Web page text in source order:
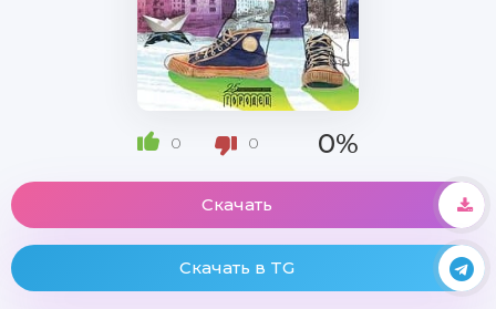
0 0 0%
Скачать
Скачать в TG